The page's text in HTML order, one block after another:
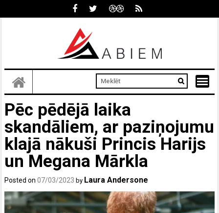
Pēc pēdējā laika
skandāliem, ar paziņojumu
klajā nākuši Princis Harijs
un Megana Mārkla
Posted on07/03/2023 by Laura Andersone